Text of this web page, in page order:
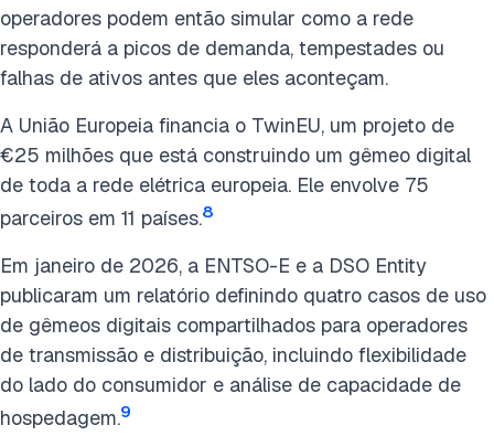
operadores podem então simular como a rede
responderá a picos de demanda, tempestades ou
falhas de ativos antes que eles aconteçam.
A União Europeia financia o TwinEU, um projeto de
€25 milhões que está construindo um gêmeo digital
de toda a rede elétrica europeia. Ele envolve 75
parceiros em 11 países.8
Em janeiro de 2026, a ENTSO-E e a DSO Entity
publicaram um relatório definindo quatro casos de uso
de gêmeos digitais compartilhados para operadores
de transmissão e distribuição, incluindo flexibilidade
do lado do consumidor e análise de capacidade de
hospedagem.9